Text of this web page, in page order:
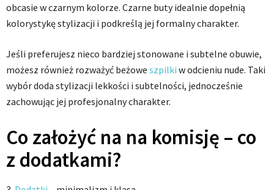
obcasie w czarnym kolorze. Czarne buty idealnie dopełnią
kolorystykę stylizacji i podkreślą jej formalny charakter.
Jeśli preferujesz nieco bardziej stonowane i subtelne obuwie,
możesz również rozważyć beżowe szpilki w odcieniu nude. Taki
wybór doda stylizacji lekkości i subtelności, jednocześnie
zachowując jej profesjonalny charakter.
Co założyć na na komisję – co
z dodatkami?